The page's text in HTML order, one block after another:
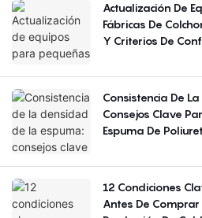
Actualización De
Fábricas De
Y Criterios De
Consistencia De
Consejos Clave
Espuma De
12 Condiciones
Antes De Comprar